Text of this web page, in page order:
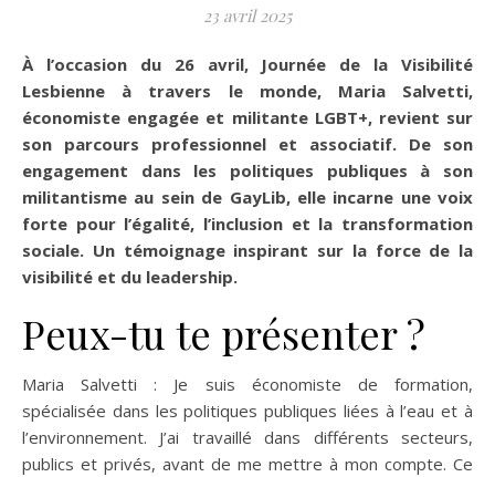
23 avril 2025
À l’occasion du 26 avril, Journée de la Visibilité
Lesbienne à travers le monde, Maria Salvetti,
économiste engagée et militante LGBT+, revient sur
son parcours professionnel et associatif. De son
engagement dans les politiques publiques à son
militantisme au sein de GayLib, elle incarne une voix
forte pour l’égalité, l’inclusion et la transformation
sociale. Un témoignage inspirant sur la force de la
visibilité et du leadership.
Peux-tu te présenter ?
Maria Salvetti : Je suis économiste de formation,
spécialisée dans les politiques publiques liées à l’eau et à
l’environnement. J’ai travaillé dans différents secteurs,
publics et privés, avant de me mettre à mon compte. Ce